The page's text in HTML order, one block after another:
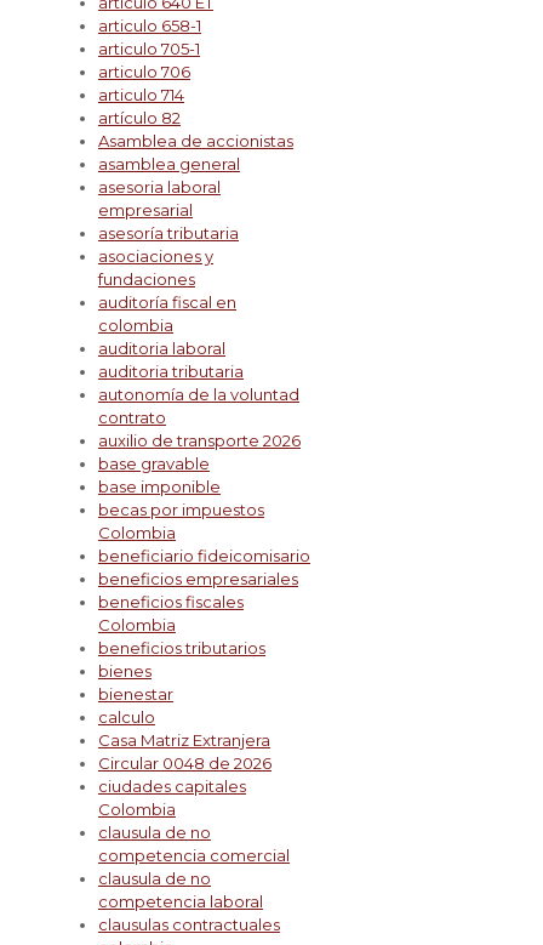
articulo 658-1
articulo 705-1
articulo 706
articulo 714
artículo 82
Asamblea de accionistas
asamblea general
asesoria laboral
empresarial
asesoría tributaria
asociaciones y
fundaciones
auditoría fiscal en
colombia
auditoria laboral
auditoria tributaria
autonomía de la voluntad
contrato
auxilio de transporte 2026
base gravable
base imponible
becas por impuestos
Colombia
beneficiario fideicomisario
beneficios empresariales
beneficios fiscales
Colombia
beneficios tributarios
bienes
bienestar
calculo
Casa Matriz Extranjera
Circular 0048 de 2026
ciudades capitales
Colombia
clausula de no
competencia comercial
clausula de no
competencia laboral
clausulas contractuales